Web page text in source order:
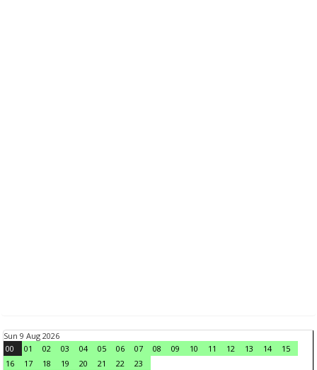
Sun 9 Aug 2026
00
01 02 03 04 05 06 07 08 09 10 11 12 13 14
15
16
17 18 19 20 21 22
23